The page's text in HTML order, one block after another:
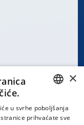
CROATIAN
×
u svrhe poboljšanja
prihvaćate sve